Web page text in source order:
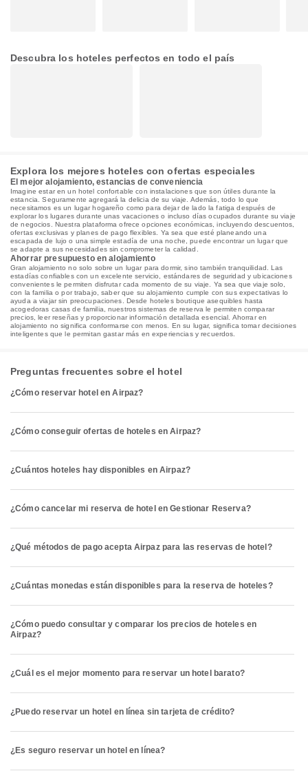
Descubra los hoteles perfectos en todo el país
Explora los mejores hoteles con ofertas especiales
El mejor alojamiento, estancias de conveniencia
Imagine estar en un hotel confortable con instalaciones que son útiles durante la
estancia. Seguramente agregará la delicia de su viaje. Además, todo lo que
necesitamos es un lugar hogareño como para dejar de lado la fatiga después de
explorar los lugares durante unas vacaciones o incluso días ocupados durante su viaje
de negocios. Nuestra plataforma ofrece opciones económicas, incluyendo descuentos,
ofertas exclusivas y planes de pago flexibles. Ya sea que esté planeando una
escapada de lujo o una simple estadía de una noche, puede encontrar un lugar que
se adapte a sus necesidades sin comprometer la calidad.
Ahorrar presupuesto en alojamiento
Gran alojamiento no solo sobre un lugar para dormir, sino también tranquilidad. Las
estadías confiables con un excelente servicio, estándares de seguridad y ubicaciones
convenientes le permiten disfrutar cada momento de su viaje. Ya sea que viaje solo,
con la familia o por trabajo, saber que su alojamiento cumple con sus expectativas lo
ayuda a viajar sin preocupaciones. Desde hoteles boutique asequibles hasta
acogedoras casas de familia, nuestros sistemas de reserva le permiten comparar
precios, leer reseñas y proporcionar información detallada esencial. Ahorrar en
alojamiento no significa conformarse con menos. En su lugar, significa tomar decisiones
inteligentes que le permitan gastar más en experiencias y recuerdos.
Preguntas frecuentes sobre el hotel
¿Cómo reservar hotel en Airpaz?
¿Cómo conseguir ofertas de hoteles en Airpaz?
¿Cuántos hoteles hay disponibles en Airpaz?
¿Cómo cancelar mi reserva de hotel en Gestionar Reserva?
¿Qué métodos de pago acepta Airpaz para las reservas de hotel?
¿Cuántas monedas están disponibles para la reserva de hoteles?
¿Cómo puedo consultar y comparar los precios de hoteles en
Airpaz?
¿Cuál es el mejor momento para reservar un hotel barato?
¿Puedo reservar un hotel en línea sin tarjeta de crédito?
¿Es seguro reservar un hotel en línea?